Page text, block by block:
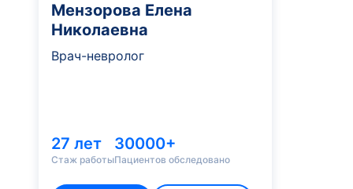
Мензорова Елена
Николаевна
Врач-невролог
27 лет
Стаж работы
30000+
Пациентов обследовано